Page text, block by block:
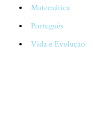
Matemática
Português
Vida e Evolução